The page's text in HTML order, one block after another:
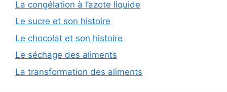
La congélation à l’azote liquide
Le sucre et son histoire
Le chocolat et son histoire
Le séchage des aliments
La transformation des aliments